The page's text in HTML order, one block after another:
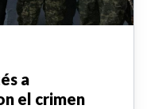
a
el crimen